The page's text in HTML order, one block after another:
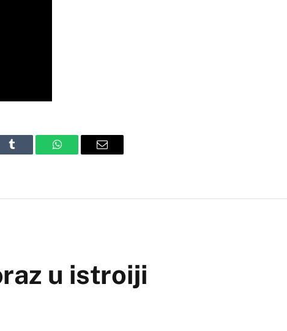
Tumblr WhatsAppEmail
u istroiji